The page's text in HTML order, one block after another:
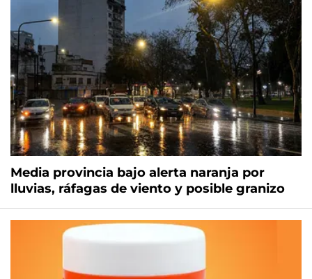
Media provincia bajo alerta naranja por
lluvias, ráfagas de viento y posible granizo